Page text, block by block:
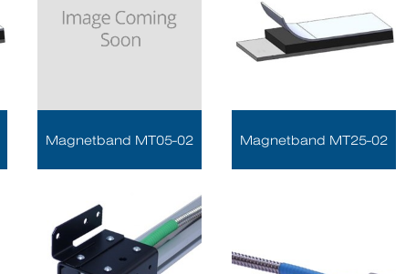
Magnetband MT05-02 Magnetband MT25-02